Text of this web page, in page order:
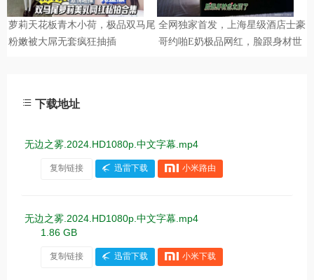
下载地址
无边之雾.2024.HD1080p.中文字幕.mp4
复制链接 迅雷下载 小米路由
无边之雾.2024.HD1080p.中文字幕.mp4
1.86 GB
复制链接 迅雷下载 小米下载